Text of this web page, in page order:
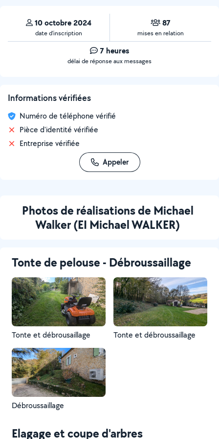
10 octobre 2024
date d’inscription
87
mises en relation
7 heures
délai de réponse aux messages
Informations vérifiées
Numéro de téléphone vérifié
Pièce d'identité vérifiée
Entreprise vérifiée
Appeler
Photos de réalisations de Michael
Walker (EI Michael WALKER)
Tonte de pelouse - Débroussaillage
Tonte et débrousaillage Tonte et débroussaillage
Débroussaillage
Elagage et coupe d'arbres